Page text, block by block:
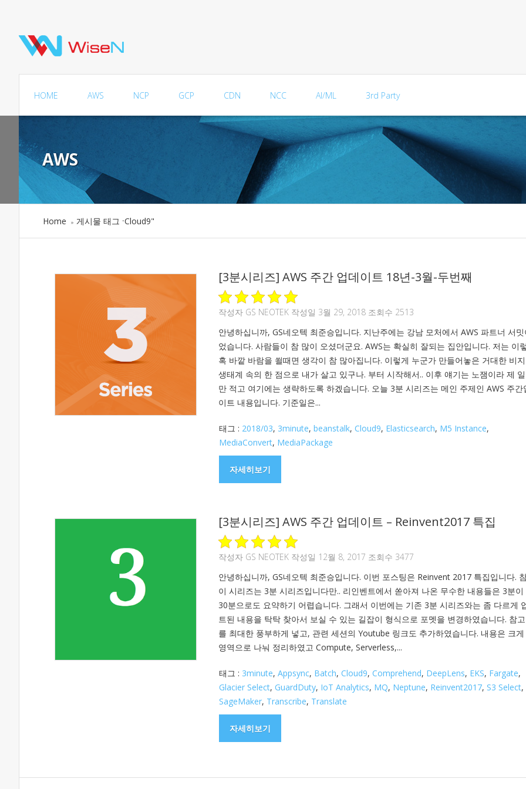
HOME AWS NCP GCP CDN NCC AI/ML 3rd Party
AWS
Home » 게시물 태그 "Cloud9"
[3분시리즈] AWS 주간 업데이트 18년-3월-두번째
작성자 GS NEOTEK 작성일 3월 29, 2018 조회수 2513
안녕하십니까, GS네오텍 최준승입니다. 지난주에는 강남 모처에서 AWS 파트너 서
었습니다. 사람들이 참 많이 오셨더군요. AWS는 확실히 잘되는 집안입니다. 저는 이
혹 바깥 바람을 쐴때면 생각이 참 많아집니다. 이렇게 누군가 만들어놓은 거대한 비
생태계 속의 한 점으로 내가 살고 있구나. 부터 시작해서.. 이후 얘기는 노잼이라 제
만 적고 여기에는 생략하도록 하겠습니다. 오늘 3분 시리즈는 메인 주제인 AWS 주간
이트 내용입니다. 기준일은...
태그 : 2018/03, 3minute, beanstalk, Cloud9, Elasticsearch, M5 Instance,
MediaConvert, MediaPackage
자세히보기
[3분시리즈] AWS 주간 업데이트 – Reinvent2017 특집
작성자 GS NEOTEK 작성일 12월 8, 2017 조회수 3477
안녕하십니까, GS네오텍 최준승입니다. 이번 포스팅은 Reinvent 2017 특집입니다.
이 시리즈는 3분 시리즈입니다만.. 리인벤트에서 쏟아져 나온 무수한 내용들은 3분이
30분으로도 요약하기 어렵습니다. 그래서 이번에는 기존 3분 시리즈와는 좀 다르게
트된 내용을 탁탁 찾아서 보실 수 있는 길잡이 형식으로 포멧을 변경하였습니다. 참
를 최대한 풍부하게 넣고, 관련 세션의 Youtube 링크도 추가하였습니다. 내용은 크
영역으로 나눠 정리하였고 Compute, Serverless,...
태그 : 3minute, Appsync, Batch, Cloud9, Comprehend, DeepLens, EKS, Fargate,
Glacier Select, GuardDuty, IoT Analytics, MQ, Neptune, Reinvent2017, S3 Select,
SageMaker, Transcribe, Translate
자세히보기